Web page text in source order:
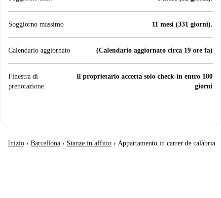
Soggiorno massimo 11 mesi (331 giorni).
Calendario aggiornato (Calendario aggiornato circa 19 ore fa)
Finestra di
prenotazione
Il proprietario accetta solo check-in entro 180
giorni
Inizio › Barcellona › Stanze in affitto › Appartamento in carrer de calàbria